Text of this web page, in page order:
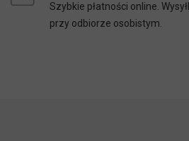
Szybkie płatności online.
przy odbiorze osobistym.